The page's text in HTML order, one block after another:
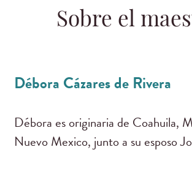
Sobre el
Débora Cázares de Rivera
Débora es originaria de Coahuila,
Nuevo Mexico, junto a su esposo